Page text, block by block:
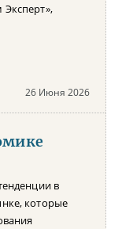
26 Июня 2026
в
которые